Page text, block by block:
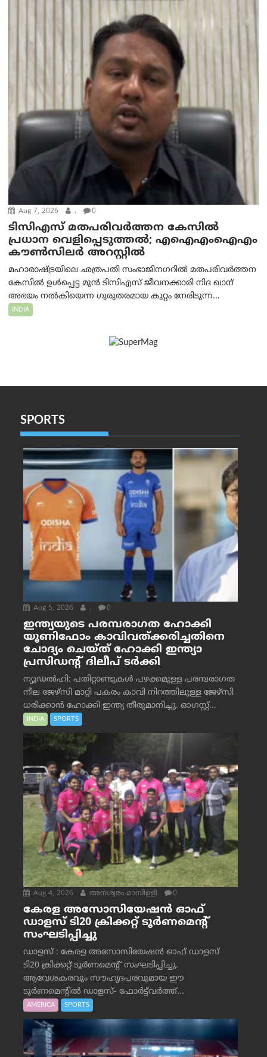
Aug 7, 2026 . 0
ടിസിഎസ് മതപരിവർത്തന കേസിൽ
പ്രധാന വെളിപ്പെടുത്തൽ; എഐഎംഐഎം
കൗൺസിലർ അറസ്റ്റിൽ
മഹാരാഷ്ട്രയിലെ ഛത്രപതി സംഭാജിനഗറിൽ മതപരിവർത്തന
കേസിൽ ഉൾപ്പെട്ട മുൻ ടിസിഎസ് ജീവനക്കാരി നിദ ഖാന്
അഭയം നൽകിയെന്ന ഗുരുതരമായ കുറ്റം നേരിടുന്ന...
INDIA
SPORTS
Aug 5, 2026 . 0
ഇന്ത്യയുടെ പരമ്പരാഗത ഹോക്കി
യൂണിഫോം കാവിവത്ക്കരിച്ചതിനെ
ചോദ്യം ചെയ്ത് ഹോക്കി ഇന്ത്യാ
പ്രസിഡന്റ് ദിലീപ് ടര്‍ക്കി
ന്യൂഡൽഹി: പതിറ്റാണ്ടുകൾ പഴക്കമുള്ള പരമ്പരാഗത
നീല ജേഴ്‌സി മാറ്റി പകരം കാവി നിറത്തിലുള്ള ജേഴ്‌സി
ധരിക്കാൻ ഹോക്കി ഇന്ത്യ തീരുമാനിച്ചു. ഓഗസ്റ്റ്...
INDIA SPORTS
Aug 4, 2026 അനശ്വരം മാമ്പിള്ളി 0
കേരള അസോസിയേഷൻ ഓഫ്
ഡാളസ് ടി20 ക്രിക്കറ്റ് ടൂർണമെന്റ്
സംഘടിപ്പിച്ചു
ഡാളസ് : കേരള അസോസിയേഷൻ ഓഫ് ഡാളസ്
ടി20 ക്രിക്കറ്റ് ടൂർണമെന്റ് സംഘടിപ്പിച്ചു.
ആവേശകരവും സൗഹൃദപരവുമായ ഈ
ടൂർണമെന്റിൽ ഡാളസ്- ഫോർട്ട്‌വര്‍ത്ത്...
AMERICA SPORTS